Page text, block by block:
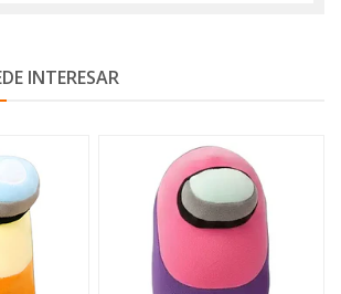
INTERESAR